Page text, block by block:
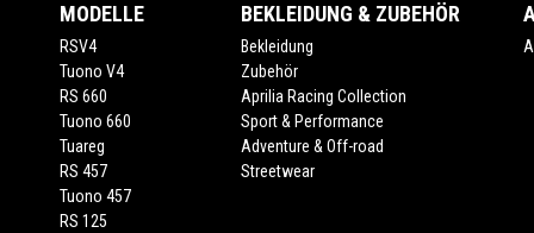
MODELLE
RSV4
Tuono V4
RS 660
Tuono 660
Tuareg
RS 457
Tuono 457
RS 125
BEKLEIDUNG & ZUBEHÖR
Bekleidung
Zubehör
Aprilia Racing Collection
Sport & Performance
Adventure & Off-road
Streetwear